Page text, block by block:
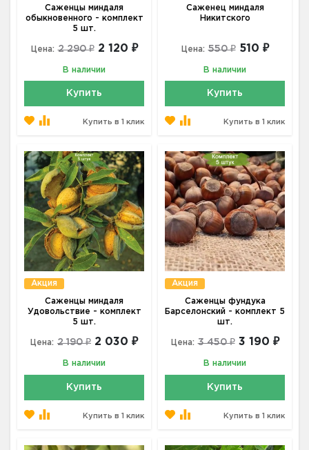
Саженцы миндаля
обыкновенного - комплект
5 шт.
Цена: 2 290 ₽ 2 120 ₽
В наличии
Купить
Купить в 1 клик
Саженец миндаля
Никитского
Цена: 550 ₽ 510 ₽
В наличии
Купить
Купить в 1 клик
Акция
Саженцы миндаля
Удовольствие - комплект
5 шт.
Цена: 2 190 ₽ 2 030 ₽
В наличии
Купить
Купить в 1 клик
Акция
Саженцы фундука
Барселонский - комплект 5
шт.
Цена: 3 450 ₽ 3 190 ₽
В наличии
Купить
Купить в 1 клик